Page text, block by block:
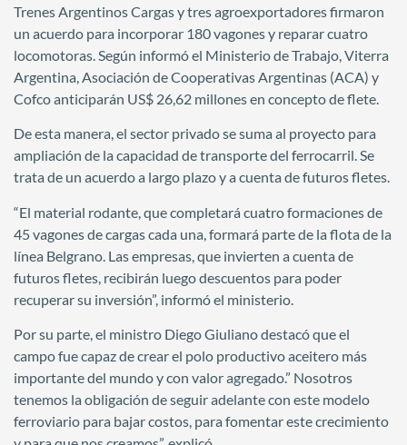
Trenes Argentinos Cargas y tres agroexportadores firmaron
un acuerdo para incorporar 180 vagones y reparar cuatro
locomotoras. Según informó el Ministerio de Trabajo, Viterra
Argentina, Asociación de Cooperativas Argentinas (ACA) y
Cofco anticiparán US$ 26,62 millones en concepto de flete.
De esta manera, el sector privado se suma al proyecto para
ampliación de la capacidad de transporte del ferrocarril. Se
trata de un acuerdo a largo plazo y a cuenta de futuros fletes.
“El material rodante, que completará cuatro formaciones de
45 vagones de cargas cada una, formará parte de la flota de la
línea Belgrano. Las empresas, que invierten a cuenta de
futuros fletes, recibirán luego descuentos para poder
recuperar su inversión”, informó el ministerio.
Por su parte, el ministro Diego Giuliano destacó que el
campo fue capaz de crear el polo productivo aceitero más
importante del mundo y con valor agregado.” Nosotros
tenemos la obligación de seguir adelante con este modelo
ferroviario para bajar costos, para fomentar este crecimiento